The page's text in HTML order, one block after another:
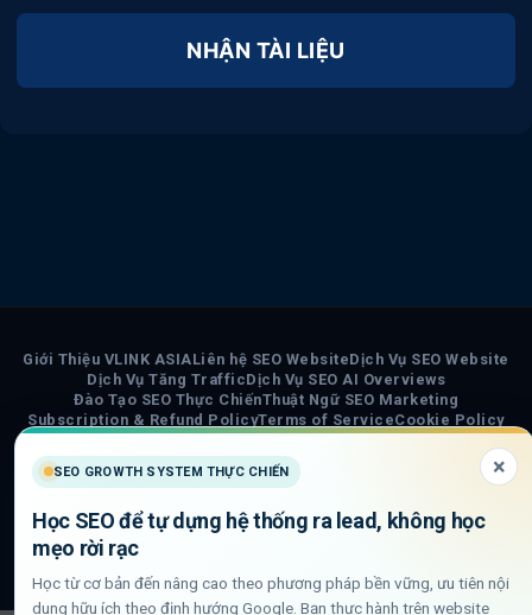
NHẬN TÀI LIỆU
Delivery
Giới Thiệu VLINK ASIALiên hệ SEO WebsiteDịch Vụ SEO Website
Dịch Vụ Tăng TrafficDịch Vụ SEO AI Overviews
Đào Tạo SEO Thực ChiếnThuật Ngữ SEO Marketing
Subscription & Refund PolicyTerms of ServiceCookie Policy
Tin tức
SEO GROWTH SYSTEM THỰC CHIẾN ×
Học SEO để tự dựng hệ thống ra lead, không học
mẹo rời rạc
Học từ cơ bản đến nâng cao theo phương pháp bền vững, ưu tiên nội
dung hữu ích theo định hướng Google. Bạn thực hành trên website